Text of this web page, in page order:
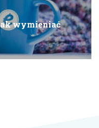
wymieniać